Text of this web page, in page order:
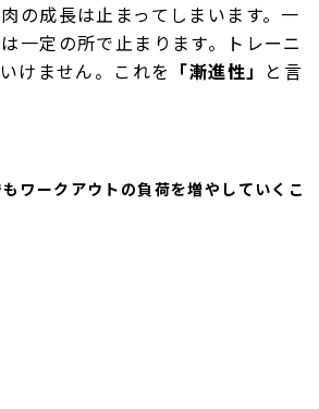
の成長は止まってしまいます。一
一定の所で止まります。トレーニ
けません。これを 「漸進性」 と言
ワークアウトの負荷を増やしていくこ